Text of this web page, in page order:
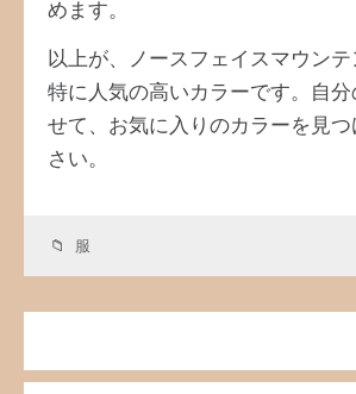
めます。
以上が、ノースフェイスマウン
特に人気の高いカラーです。自
せて、お気に入りのカラーを見
さい。
服